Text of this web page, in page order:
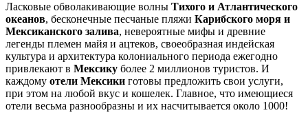
Ласковые обволакивающие волны Тихого и Атлантического
океанов, бесконечные песчаные пляжи Карибского моря и
Мексиканского залива, невероятные мифы и древние
легенды племен майя и ацтеков, своеобразная индейская
культура и архитектура колониального периода ежегодно
привлекают в Мексику более 2 миллионов туристов. И
каждому отели Мексики готовы предложить свои услуги,
при этом на любой вкус и кошелек. Главное, что имеющиеся
отели весьма разнообразны и их насчитывается около 1000!